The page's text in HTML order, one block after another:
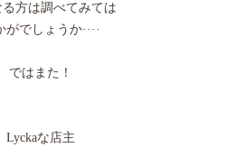
方は調べてみては
がでしょうか····
ではまた！
Lyckaな店主